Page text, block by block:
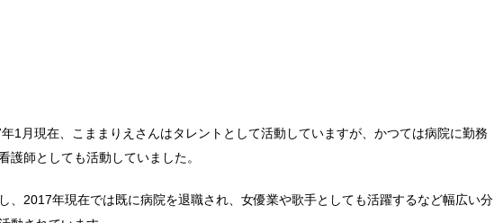
1月現在、こままりえさんはタレントとして活動していますが、かつては病院に勤務
護師としても活動していました。
、2017年現在では既に病院を退職され、女優業や歌手としても活躍するなど幅広い分